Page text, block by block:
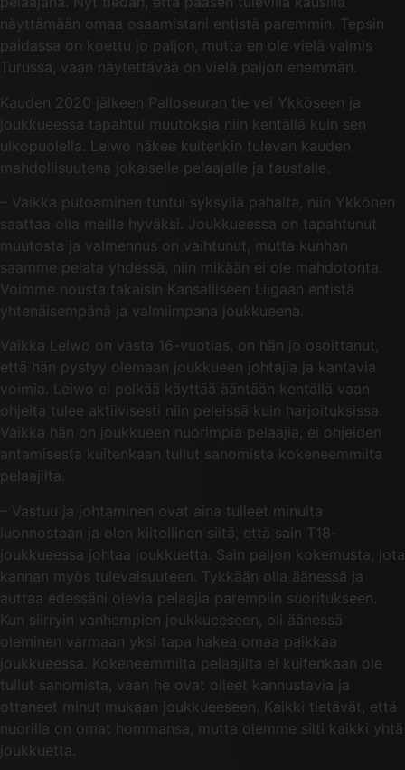
näyttämään omaa osaamistani entistä paremmin. Tepsin
paidassa on koettu jo paljon, mutta en ole vielä valmis
Turussa, vaan näytettävää on vielä paljon enemmän.
Kauden 2020 jälkeen Palloseuran tie vei Ykköseen ja
joukkueessa tapahtui muutoksia niin kentällä kuin sen
ulkopuolella. Leiwo näkee kuitenkin tulevan kauden
mahdollisuutena jokaiselle pelaajalle ja taustalle.
– Vaikka putoaminen tuntui syksyllä pahalta, niin Ykkönen
saattaa olla meille hyväksi. Joukkueessa on tapahtunut
muutosta ja valmennus on vaihtunut, mutta kunhan
saamme pelata yhdessä, niin mikään ei ole mahdotonta.
Voimme nousta takaisin Kansalliseen Liigaan entistä
yhtenäisempänä ja valmiimpana joukkueena.
Vaikka Leiwo on vasta 16-vuotias, on hän jo osoittanut,
että hän pystyy olemaan joukkueen johtajia ja kantavia
voimia. Leiwo ei pelkää käyttää ääntään kentällä vaan
ohjeita tulee aktiivisesti niin peleissä kuin harjoituksissa.
Vaikka hän on joukkueen nuorimpia pelaajia, ei ohjeiden
antamisesta kuitenkaan tullut sanomista kokeneemmilta
pelaajilta.
– Vastuu ja johtaminen ovat aina tulleet minulta
luonnostaan ja olen kiitollinen siitä, että sain T18-
joukkueessa johtaa joukkuetta. Sain paljon kokemusta, jota
kannan myös tulevaisuuteen. Tykkään olla äänessä ja
auttaa edessäni olevia pelaajia parempiin suoritukseen.
Kun siirryin vanhempien joukkueeseen, oli äänessä
oleminen varmaan yksi tapa hakea omaa paikkaa
joukkueessa. Kokeneemmilta pelaajilta ei kuitenkaan ole
tullut sanomista, vaan he ovat olleet kannustavia ja
ottaneet minut mukaan joukkueeseen. Kaikki tietävät, että
nuorilla on omat hommansa, mutta olemme silti kaikki yhtä
joukkuetta.